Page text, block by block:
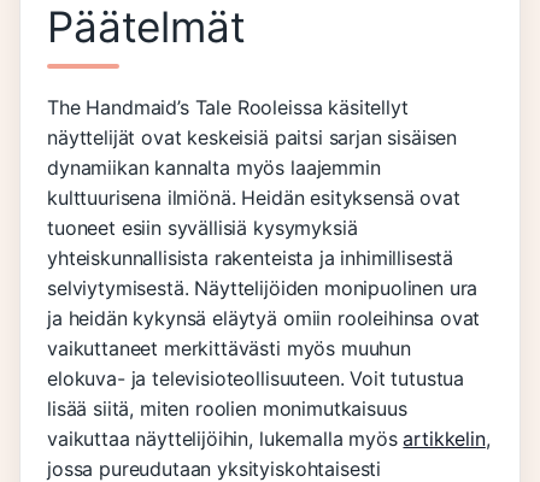
Päätelmät
The Handmaid’s Tale Rooleissa käsitellyt
näyttelijät ovat keskeisiä paitsi sarjan sisäisen
dynamiikan kannalta myös laajemmin
kulttuurisena ilmiönä. Heidän esityksensä ovat
tuoneet esiin syvällisiä kysymyksiä
yhteiskunnallisista rakenteista ja inhimillisestä
selviytymisestä. Näyttelijöiden monipuolinen ura
ja heidän kykynsä eläytyä omiin rooleihinsa ovat
vaikuttaneet merkittävästi myös muuhun
elokuva- ja televisioteollisuuteen. Voit tutustua
lisää siitä, miten roolien monimutkaisuus
vaikuttaa näyttelijöihin, lukemalla myösartikkelin,
jossa pureudutaan yksityiskohtaisesti